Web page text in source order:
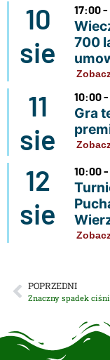
10
sie
17:00
700
11
sie
10:00
Gra
12
sie
10:00
POPRZEDNI